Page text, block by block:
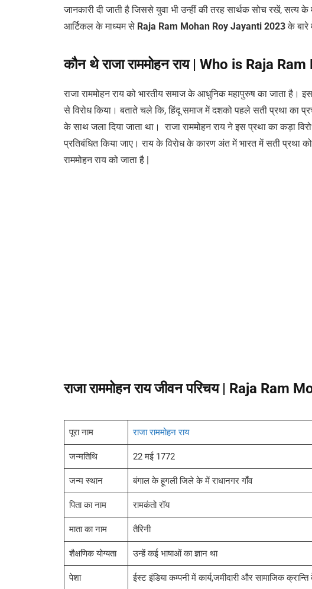
जानकारी दी जाती है जिससे युवा भी उन्हीं की तरह सार्थक सोच रखें,
आर्टिकल के माध्यम से Raja Ram Mohan Roy Jayanti 2023के बारे
कौन थे राजा राममोहन राय| Who is Raja Ram
राजा राममोहन राय को भारतीय समाज के आधुनिक महापुरुष का जाता है।
से विरोध किया। बताते चले कि, हिंदू समाज में दशको पहले सती प्रथा का
के साथ जला दिया जाता था। राजा राममोहन राय ने इस प्रथा का कड़ा
प्रतिबंधित किया जाए। राय के विराेध के कारण अंत में भारत में सती प्रथा
राममोहन राय को जाता है |
राजा राममोहन राय जीवन परिचय| Raja Ram
पूरा नाम राजा राममोहन राय
जन्मतिथि 22 मई 1772
जन्म स्थान बंगाल के हूगली जिले के में राधानगर गाँव
पिता का नाम रामकंतो रॉय
माता का नाम तैरिनी
शैक्षणिक योग्यता उन्हें कई भाषाओं का ज्ञान था
पेशा ईस्ट इंडिया कम्पनी में कार्य,जमीदारी और सामाजिक